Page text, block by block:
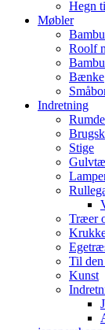
Hegn
Møbler
Roolf
Bænke
Indretning
Stige
Træer
Til den
Kunst